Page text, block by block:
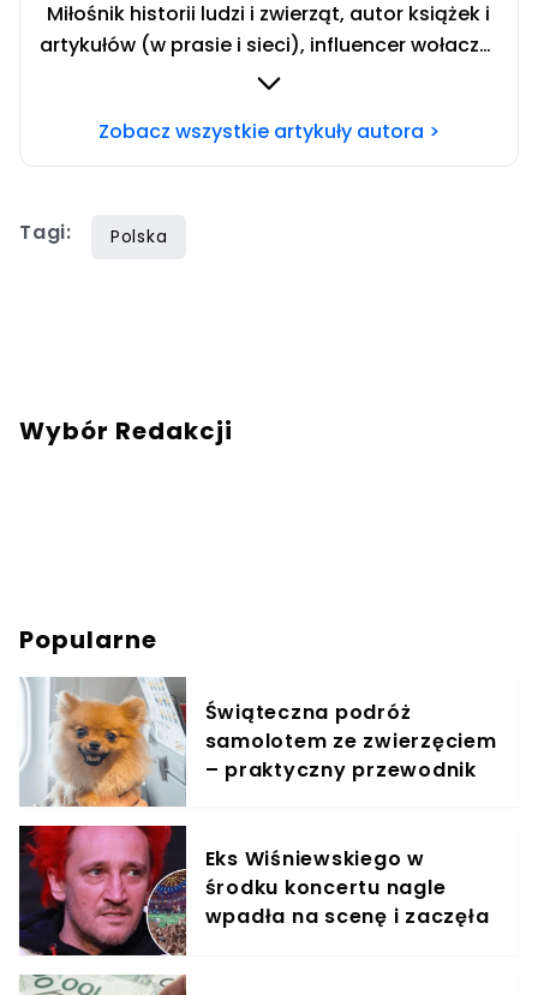
Miłośnik historii ludzi i zwierząt, autor książek i
artykułów (w prasie i sieci), influencer wołacza.
Redaktor swiatzwierzat.pl. Team koty. Chcesz
do mnie wiadomość na mail:
Zobacz wszystkie artykuły autora >
Tagi: Polska
Wybór Redakcji
Popularne
Świąteczna podróż
samolotem ze zwierzęciem
– praktyczny przewodnik
Eks Wiśniewskiego w
środku koncertu nagle
wpadła na scenę i zaczęła